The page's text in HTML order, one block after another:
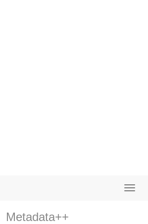
Metadata++